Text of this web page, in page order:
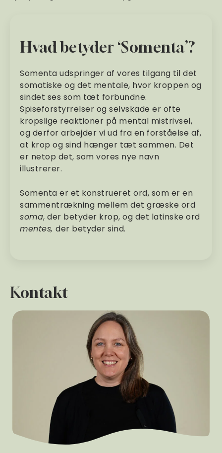
Hvad betyder ‘Somenta’?
Somenta udspringer af vores tilgang til det
somatiske og det mentale, hvor kroppen og
sindet ses som tæt forbundne.
Spiseforstyrrelser og selvskade er ofte
kropslige reaktioner på mental mistrivsel,
og derfor arbejder vi ud fra en forståelse af,
at krop og sind hænger tæt sammen. Det
er netop det, som vores nye navn
illustrerer.
Somenta er et konstrueret ord, som er en
sammentrækning mellem det græske ord
soma, der betyder krop, og det latinske ord
mentes, der betyder sind.
Kontakt